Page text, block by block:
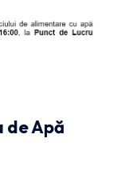
de Apă